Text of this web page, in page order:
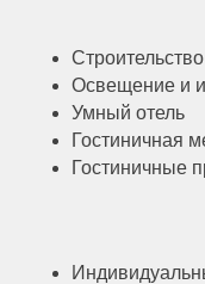
Освещение и
Умный отель
Гостиничная
Гостиничные